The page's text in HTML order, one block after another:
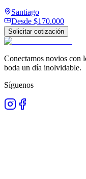
Santiago
Desde $170.000
Solicitar cotización
Conectamos novios con
boda un día inolvidable.
Síguenos